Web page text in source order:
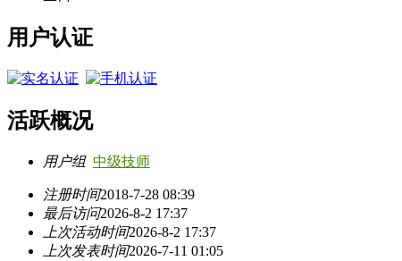
用户认证
活跃概况
用户组 中级技师
注册时间2018-7-28 08:39
最后访问2026-8-2 17:37
上次活动时间2026-8-2 17:37
上次发表时间2026-7-11 01:05